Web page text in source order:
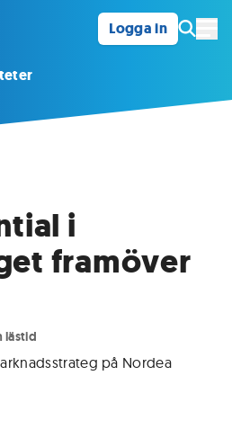
Logga in
i
framöver
lästid
på Nordea